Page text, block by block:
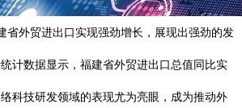
省外贸进出口实现强劲增长，展现出强劲的发
计数据显示，福建省外贸进出口总值同比实
科技研发领域的表现尤为亮眼，成为推动外